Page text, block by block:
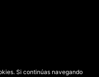
Si continúas navegando